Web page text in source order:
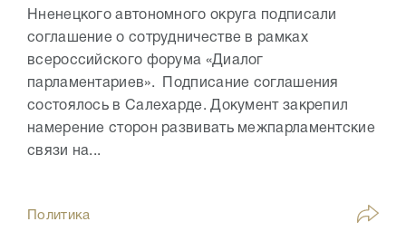
Нненецкого автономного округа подписали
соглашение о сотрудничестве в рамках
всероссийского форума «Диалог
парламентариев». Подписание соглашения
состоялось в Салехарде. Документ закрепил
намерение сторон развивать межпарламентские
связи на...
Политика